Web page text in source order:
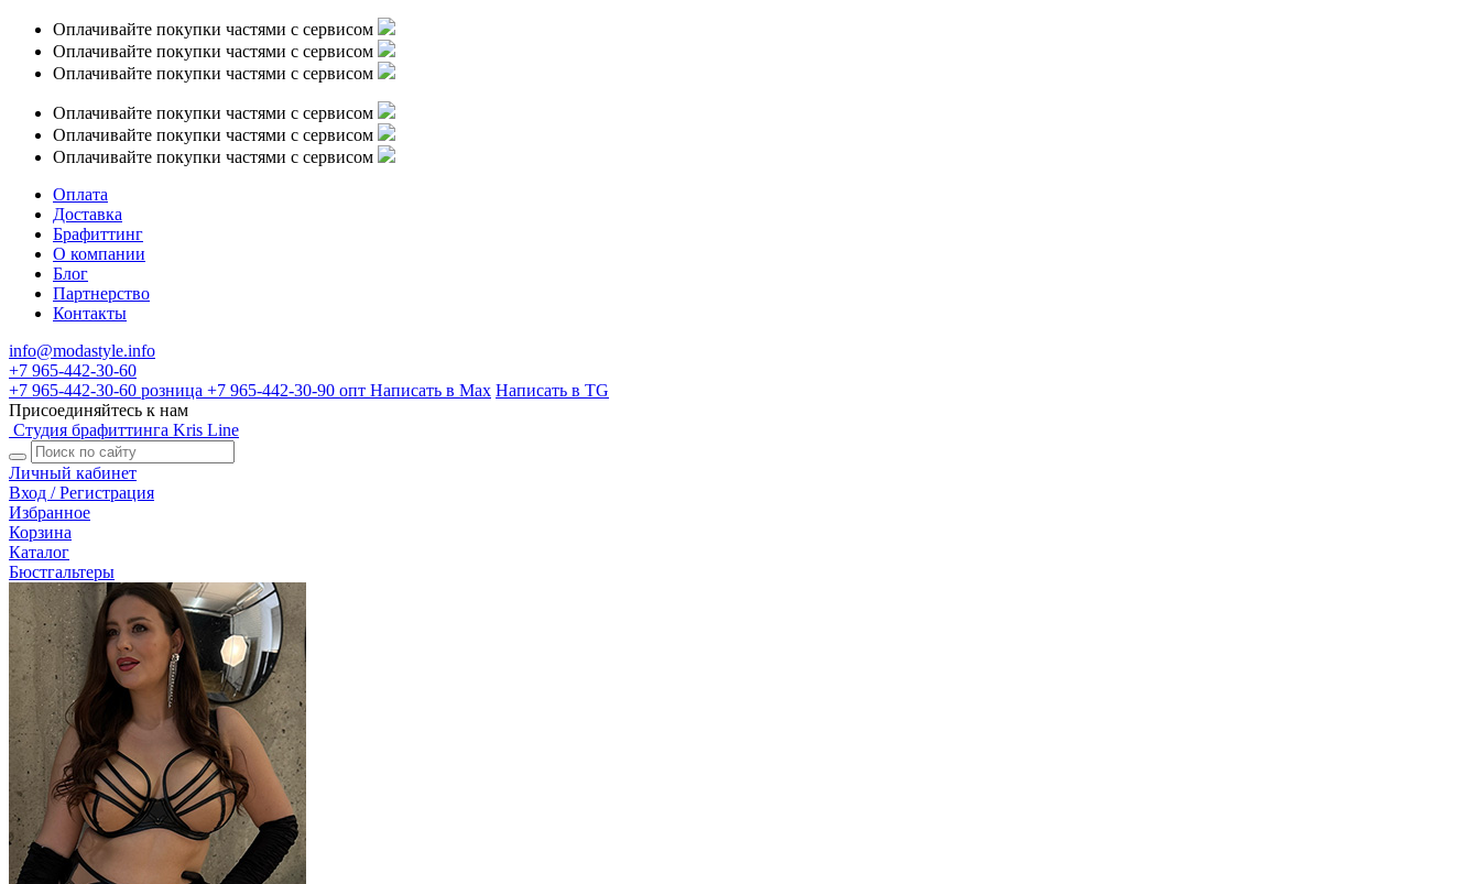
Оплачивайте покупки частями с сервисом
Оплачивайте покупки частями с сервисом
Оплачивайте покупки частями с сервисом
Оплачивайте покупки частями с сервисом
Оплачивайте покупки частями с сервисом
Оплачивайте покупки частями с сервисом
Оплата
Доставка
Брафиттинг
О компании
Блог
Партнерство
Контакты
info@modastyle.info
+7 965-442-30-60
+7 965-442-30-60 розница +7 965-442-30-90 опт Написать в Max Написать в TG
Присоединяйтесь к нам
Студия брафиттинга Kris Line
Личный кабинет
Вход / Регистрация
Избранное
Корзина
Каталог
Бюстгальтеры